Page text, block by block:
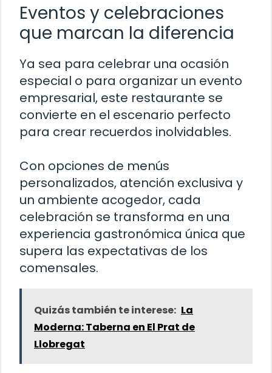
Eventos y celebraciones
que marcan la diferencia
Ya sea para celebrar una ocasión
especial o para organizar un evento
empresarial, este restaurante se
convierte en el escenario perfecto
para crear recuerdos inolvidables.
Con opciones de menús
personalizados, atención exclusiva y
un ambiente acogedor, cada
celebración se transforma en una
experiencia gastronómica única que
supera las expectativas de los
comensales.
Quizás también te interese: La
Moderna: Taberna en El Prat de
Llobregat